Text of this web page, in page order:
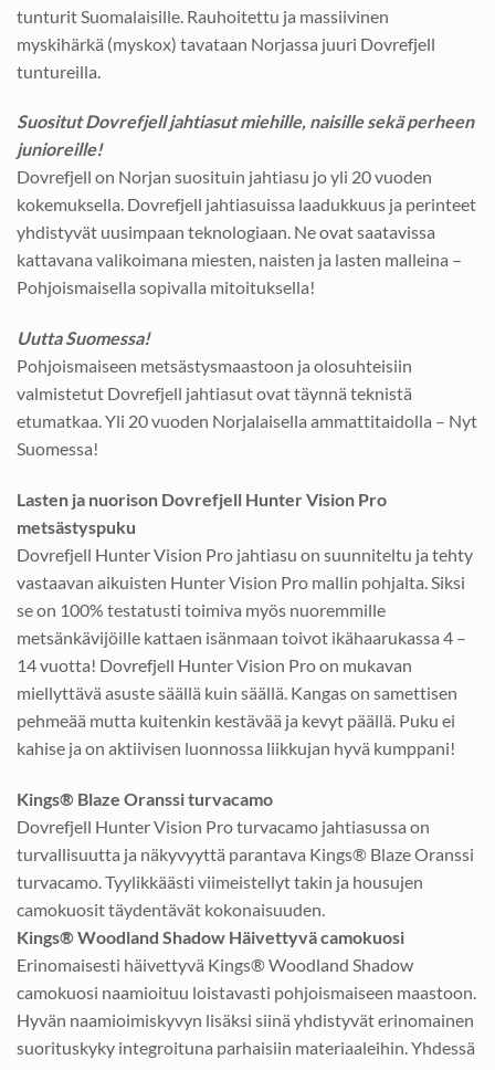
tunturit Suomalaisille. Rauhoitettu ja massiivinen
myskihärkä (myskox) tavataan Norjassa juuri Dovrefjell
tuntureilla.
Suositut Dovrefjell jahtiasut miehille, naisille sekä perheen
junioreille!
Dovrefjell on Norjan suosituin jahtiasu jo yli 20 vuoden
kokemuksella. Dovrefjell jahtiasuissa laadukkuus ja perinteet
yhdistyvät uusimpaan teknologiaan. Ne ovat saatavissa
kattavana valikoimana miesten, naisten ja lasten malleina –
Pohjoismaisella sopivalla mitoituksella!
Uutta Suomessa!
Pohjoismaiseen metsästysmaastoon ja olosuhteisiin
valmistetut Dovrefjell jahtiasut ovat täynnä teknistä
etumatkaa. Yli 20 vuoden Norjalaisella ammattitaidolla – Nyt
Suomessa!
Lasten ja nuorison Dovrefjell Hunter Vision Pro
metsästyspuku
Dovrefjell Hunter Vision Pro jahtiasu on suunniteltu ja tehty
vastaavan aikuisten Hunter Vision Pro mallin pohjalta. Siksi
se on 100% testatusti toimiva myös nuoremmille
metsänkävijöille kattaen isänmaan toivot ikähaarukassa 4 –
14 vuotta! Dovrefjell Hunter Vision Pro on mukavan
miellyttävä asuste säällä kuin säällä. Kangas on samettisen
pehmeää mutta kuitenkin kestävää ja kevyt päällä. Puku ei
kahise ja on aktiivisen luonnossa liikkujan hyvä kumppani!
Kings® Blaze Oranssi turvacamo
Dovrefjell Hunter Vision Pro turvacamo jahtiasussa on
turvallisuutta ja näkyvyyttä parantava Kings® Blaze Oranssi
turvacamo. Tyylikkäästi viimeistellyt takin ja housujen
camokuosit täydentävät kokonaisuuden.
Kings® Woodland Shadow Häivettyvä camokuosi
Erinomaisesti häivettyvä Kings® Woodland Shadow
camokuosi naamioituu loistavasti pohjoismaiseen maastoon.
Hyvän naamioimiskyvyn lisäksi siinä yhdistyvät erinomainen
suorituskyky integroituna parhaisiin materiaaleihin. Yhdessä